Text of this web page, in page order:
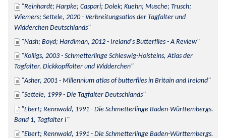
Reinhardt; Harpke; Caspari; Dolek; Kuehn; Musche; Trusch;
Wiemers; Settele, 2020 - Verbreitungsatlas der Tagfalter und
Widderchen Deutschlands
Nash; Boyd; Hardiman, 2012 - Ireland's Butterflies - A Review
Kolligs, 2003 - Schmetterlinge Schleswig-Holsteins, Atlas der
Tagfalter, Dickkopffalter und Widderchen
Asher, 2001 - Millennium atlas of butterflies in Britain and Ireland
Settele, 1999 - Die Tagfalter Deutschlands
Ebert; Rennwald, 1991 - Die Schmetterlinge Baden-Württembergs.
Band 1, Tagfalter I
Ebert; Rennwald, 1991 - Die Schmetterlinge Baden-Württembergs.